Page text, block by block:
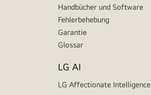
Handbücher und Software
Fehlerbehebung
Garantie
Glossar
LG AI
LG Affectionate Intelligence